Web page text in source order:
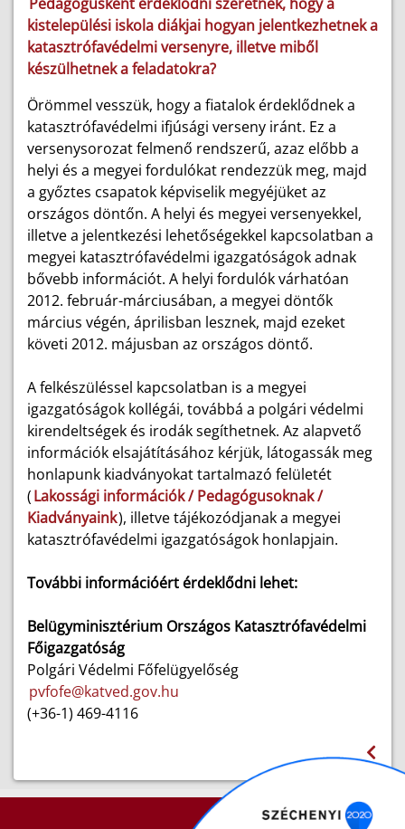
kistelepülési iskola diákjai hogyan jelentkezhetnek a
katasztrófavédelmi versenyre, illetve miből
készülhetnek a feladatokra?
Örömmel vesszük, hogy a fiatalok érdeklődnek a
katasztrófavédelmi ifjúsági verseny iránt. Ez a
versenysorozat felmenő rendszerű, azaz előbb a
helyi és a megyei fordulókat rendezzük meg, majd
a győztes csapatok képviselik megyéjüket az
országos döntőn. A helyi és megyei versenyekkel,
illetve a jelentkezési lehetőségekkel kapcsolatban a
megyei katasztrófavédelmi igazgatóságok adnak
bővebb információt. A helyi fordulók várhatóan
2012. február-márciusában, a megyei döntők
március végén, áprilisban lesznek, majd ezeket
követi 2012. májusban az országos döntő.
A felkészüléssel kapcsolatban is a megyei
igazgatóságok kollégái, továbbá a polgári védelmi
kirendeltségek és irodák segíthetnek. Az alapvető
információk elsajátításához kérjük, látogassák meg
honlapunk kiadványokat tartalmazó felületét
(Lakossági információk / Pedagógusoknak /
Kiadványaink), illetve tájékozódjanak a megyei
katasztrófavédelmi igazgatóságok honlapjain.
További információért érdeklődni lehet:
Belügyminisztérium Országos Katasztrófavédelmi
Főigazgatóság
Polgári Védelmi Főfelügyelőség
pvfofe@katved.gov.hu
(+36-1) 469-4116